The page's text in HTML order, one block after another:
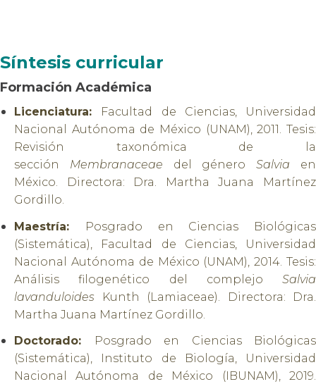
Síntesis curricular
Formación Académica
Licenciatura: Facultad de Ciencias, Universidad
Nacional Autónoma de México (UNAM), 2011. Tesis:
Revisión taxonómica de la
sección Membranaceae del géneroSalvia en
México. Directora: Dra. Martha Juana Martínez
Gordillo.
Maestría:
Posgrado en Ciencias Biológicas
(Sistemática), Facultad de Ciencias, Universidad
Nacional Autónoma de México (UNAM), 2014. Tesis:
Análisis filogenético del complejo Salvia
lavanduloides Kunth (Lamiaceae). Directora: Dra.
Martha Juana Martínez Gordillo.
Doctorado:
Posgrado en Ciencias Biológicas
(Sistemática), Instituto de Biología, Universidad
Nacional Autónoma de México (IBUNAM), 2019.